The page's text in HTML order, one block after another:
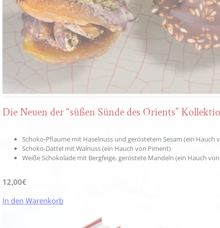
Die Neuen der “süßen Sünde des Orients”
Schoko-Pflaume mit Haselnuss und geröstetem Sesam (ein Hauch
Schoko-Dattel mit Walnuss (ein Hauch von Piment)
Weiße Schokolade mit Bergfeige, geröstete Mandeln (ein Hauch
12,00€
In den Warenkorb